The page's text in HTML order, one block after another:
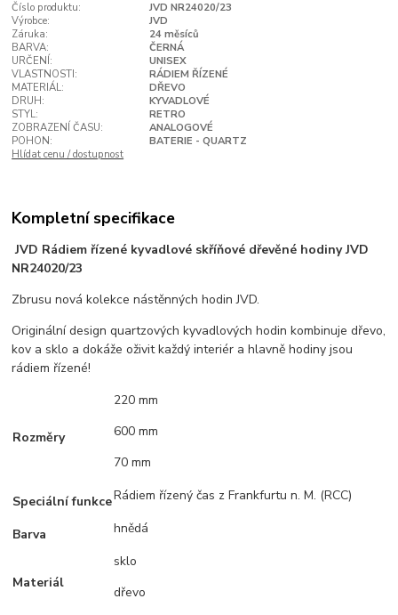
Číslo produktu:
JVD NR24020/23
Výrobce:
JVD
Záruka:
24 měsíců
BARVA:
ČERNÁ
URČENÍ:
UNISEX
VLASTNOSTI:
RÁDIEM ŘÍZENÉ
MATERIÁL:
DŘEVO
DRUH:
KYVADLOVÉ
STYL:
RETRO
ZOBRAZENÍ ČASU:
ANALOGOVÉ
POHON:
BATERIE - QUARTZ
Hlídat cenu / dostupnost
Kompletní specifikace
JVD Rádiem řízené kyvadlové skříňové dřevěné hodiny JVD
NR24020/23
Zbrusu nová kolekce nástěnných hodin JVD.
Originální design quartzových kyvadlových hodin kombinuje dřevo,
kov a sklo a dokáže oživit každý interiér a hlavně hodiny jsou
rádiem řízené!
Rozměry
220 mm
600 mm
70 mm
Speciální funkceRádiem řízený čas z Frankfurtu n. M. (RCC)
Barva hnědá
Materiál
sklo
dřevo